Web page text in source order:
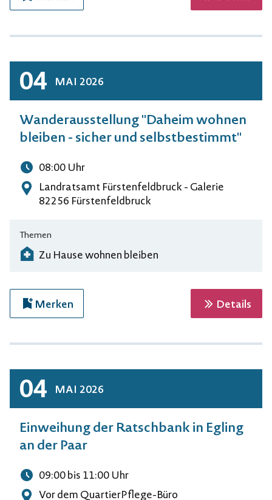
Wanderausstellung "Daheim wohnen
bleiben - sicher und selbstbestimmt"
04 MAI 2026
Uhrzeit
08:00 Uhr
Adresse
Landratsamt Fürstenfeldbruck - Galerie
82256 Fürstenfeldbruck
Themen
Zu Hause wohnen bleiben
Merken Details
Einweihung der Ratschbank in Egling
an der Paar
04 MAI 2026
Uhrzeit
09:00bis 11:00 Uhr
Vor dem QuartierPflege-Büro